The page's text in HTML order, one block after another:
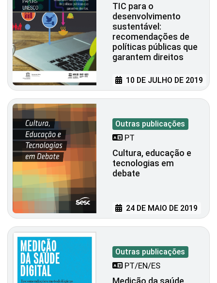
TIC para o
desenvolvimento
sustentável:
recomendações de
políticas públicas que
garantem direitos
10 DE JULHO DE 2019
Outras publicações
PT
Cultura, educação e
tecnologias em
debate
24 DE MAIO DE 2019
Outras publicações
PT/EN/ES
Medição da saúde